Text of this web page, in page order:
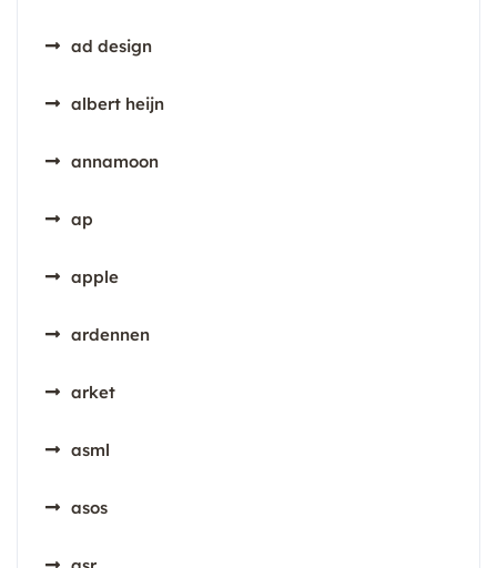
ad design
albert heijn
annamoon
ap
apple
ardennen
arket
asml
asos